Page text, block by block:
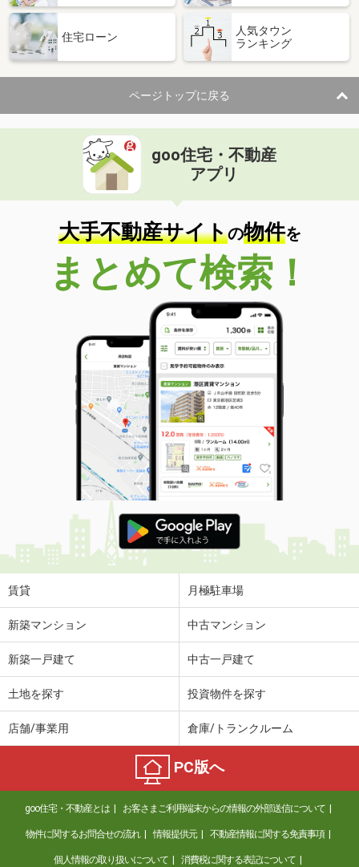
愛媛県松山市宮西３丁目
住 所
愛媛県松山市宮西３丁目
専有面積 19.87m²
間取り
1K
愛媛県松山市西石井２丁目
価 格
住 所
愛媛県松山市西石井２丁目
専有面積 75.58m²
間取り
3LDK
愛媛県松山市土居田町
価 格
4.30万円
愛媛県松山市土居田町
26.08m²
間取り
1K
愛媛県松山市宮西３丁目
価 格
3.60万円
住 所
愛媛県松山市宮西３丁目
専有面積 19.87m²
間取り
1K
愛媛県松山市畑寺２丁目
価 格
5.40万円
住 所
愛媛県松山市畑寺２丁目
専有面積
愛媛県東温市志津川
5.30万円
愛媛県伊予市米湊
4.40万円
住 所
愛媛県伊予市米湊
専有面積 23.18m²
間取り
1K
愛媛県松山市北吉田町
住宅ローン
人気タウン
ランキング
ページトップに戻る
goo住宅・不動産
アプリ
大手不動産サイトの物件を
まとめて検索！
賃貸 月極駐車場
新築マンション 中古マンション
新築一戸建て 中古一戸建て
土地を探す 投資物件を探す
店舗/事業用 倉庫/トランクルーム
PC版へ
goo住宅・不動産とは お客さまご利用端末からの情報の外部送信について
物件に関するお問合せの流れ 情報提供元 不動産情報に関する免責事項
個人情報の取り扱いについて 消費税に関する表記について